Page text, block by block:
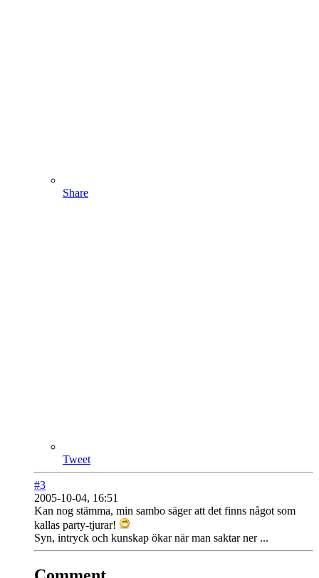
Share
Tweet
#3
2005-10-04, 16:51
Kan nog stämma, min sambo säger att det finns något som
kallas party-tjurar!
Syn, intryck och kunskap ökar när man saktar ner ...